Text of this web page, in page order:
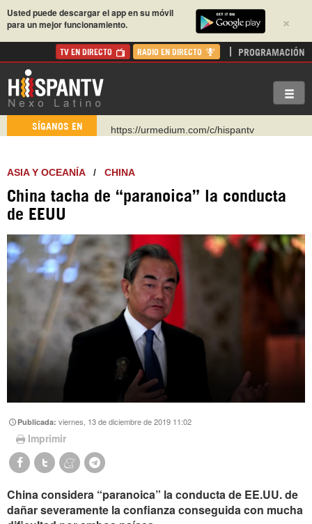
×
Usted puede descargar el app en su móvil
para un mejor funcionamiento.
TV EN DIRECTO RADIO EN DIRECTO PROGRAMACIÓN
SÍGANOS EN
https://urmedium.com/c/hispantv
Instagram como: hispan_tv
https://www.facebook.com/Nexolatino.Canal
https://t.me/hispantvcanal
ASIA Y OCEANÍA/ CHINA
China tacha de “paranoica” la conducta
de EEUU
Publicada:viernes, 13 de diciembre de 2019 11:02
Imprimir
China considera “paranoica” la conducta de EE.UU. de
dañar severamente la confianza conseguida con mucha